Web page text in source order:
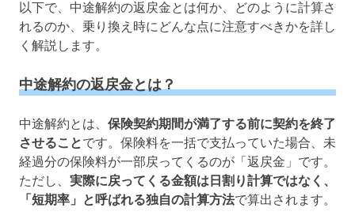
以下で、中途解約の返戻金とは何か、どのように計算さ
れるのか、乗り換え時にどんな点に注意すべきかを詳し
く解説します。
中途解約の返戻金とは？
中途解約とは、 保険契約期間が満了する前に契約を終了
させることです。保険料を一括で支払っていた場合、未
経過分の保険料が一部戻ってくるのが「返戻金」です。
ただし、 実際に戻ってくる金額は日割り計算ではなく、
「短期率」と呼ばれる独自の計算方法で算出されます。